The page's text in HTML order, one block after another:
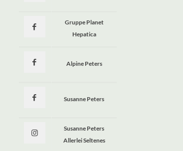
Gruppe Planet
Hepatica
Alpine Peters
Susanne Peters
Susanne Peters
Allerlei Seltenes